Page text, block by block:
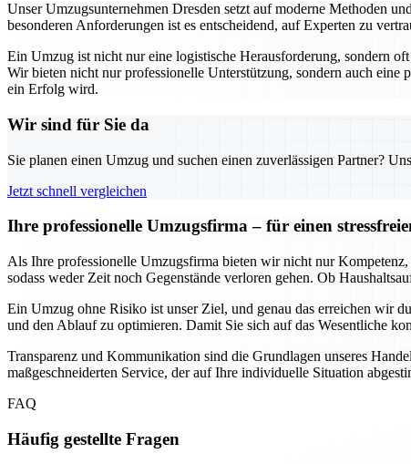
Unser Umzugsunternehmen Dresden setzt auf moderne Methoden
besonderen Anforderungen ist es entscheidend, auf Experten zu
Ein Umzug ist nicht nur eine logistische Herausforderung, sondern
Wir bieten nicht nur professionelle Unterstützung, sondern auch
ein Erfolg wird.
Wir sind für Sie da
Sie planen einen Umzug und suchen einen zuverlässigen Partner?
Jetzt schnell vergleichen
Ihre professionelle Umzugsfirma – für einen
Als Ihre professionelle Umzugsfirma bieten wir nicht nur
sodass weder Zeit noch Gegenstände verloren gehen. Ob
Ein Umzug ohne Risiko ist unser Ziel, und genau das erreichen wir
und den Ablauf zu optimieren. Damit Sie sich auf das Wesentliche
Transparenz und Kommunikation sind die Grundlagen unseres
maßgeschneiderten Service, der auf Ihre individuelle Situation
FAQ
Häufig gestellte Fragen